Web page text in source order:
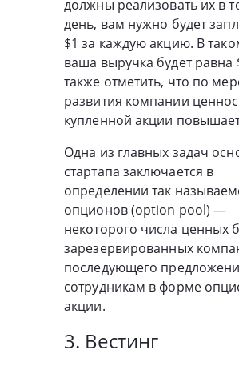
должны реализовать их в
день, вам нужно будет
$1 за каждую акцию. В
ваша выручка будет равна
также отметить, что по
развития компании
купленной акции
Одна из главных задач
стартапа заключается в
определении так
опционов (option pool) —
некоторого числа ценных
зарезервированных
последующего
сотрудникам в форме
акции.
3. Вестинг